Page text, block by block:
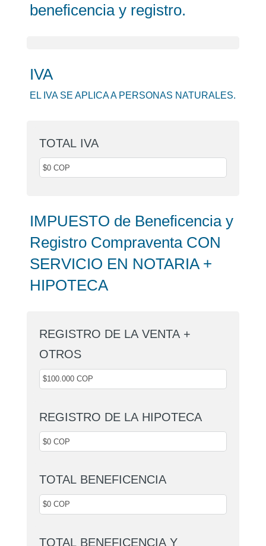
beneficencia y registro.
IVA
EL IVA SE APLICA A PERSONAS NATURALES.
TOTAL IVA
IMPUESTO de Beneficencia y
Registro Compraventa CON
SERVICIO EN NOTARIA +
HIPOTECA
REGISTRO DE LA VENTA +
OTROS
REGISTRO DE LA HIPOTECA
TOTAL BENEFICENCIA
TOTAL BENEFICENCIA Y